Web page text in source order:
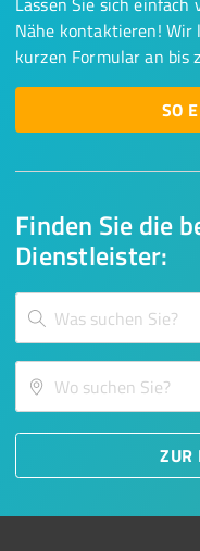
Finden Sie die
Dienstleister:
ZUR
Nähe kontaktieren! Wir
kurzen Formular an bis
SO